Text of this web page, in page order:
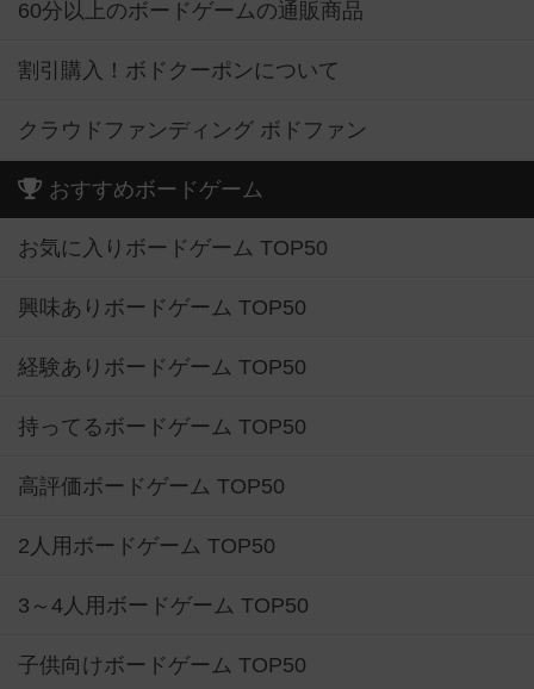
60分以上のボードゲームの通販商品
割引購入！ボドクーポンについて
クラウドファンディング ボドファン
おすすめボードゲーム
お気に入りボードゲーム TOP50
興味ありボードゲーム TOP50
経験ありボードゲーム TOP50
持ってるボードゲーム TOP50
高評価ボードゲーム TOP50
2人用ボードゲーム TOP50
3～4人用ボードゲーム TOP50
子供向けボードゲーム TOP50